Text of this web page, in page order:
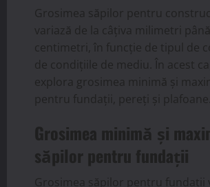
Grosimea săpilor pentru
variază de la câțiva milimetri
centimetri, în funcție de tipul de
de condițiile de mediu. În acest
explora grosimea minimă și
pentru fundații, pereți și plafoane.
Grosimea minimă și
săpilor pentru fundații
Grosimea săpilor pentru fundații